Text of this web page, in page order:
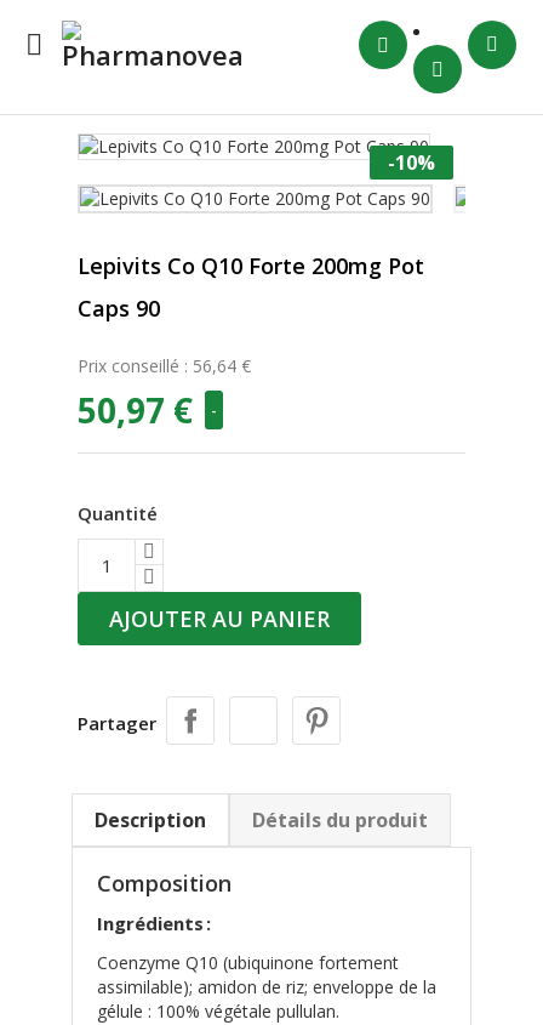

-10%
Lepivits Co Q10 Forte 200mg Pot
Caps 90
Prix conseillé : 56,64 €
50,97 € -
Quantité
AJOUTER AU PANIER
Partager
Description Détails du produit
Composition
Ingrédients :
Coenzyme Q10 (ubiquinone fortement
assimilable); amidon de riz; enveloppe de la
gélule : 100% végétale pullulan.